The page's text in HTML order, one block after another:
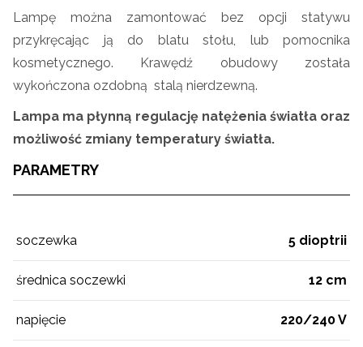
Lampę można zamontować bez opcji statywu
przykręcając ją do blatu stołu, lub pomocnika
kosmetycznego. Krawędź obudowy została
wykończona ozdobną stalą nierdzewną.
Lampa ma płynną regulację natężenia światła oraz
możliwość zmiany temperatury światła.
PARAMETRY
soczewka 5 dioptrii
średnica soczewki 12 cm
napięcie 220/240 V